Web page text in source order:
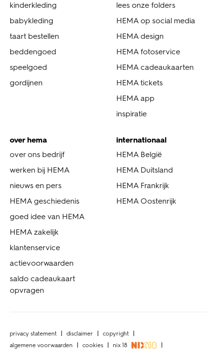
kinderkleding
babykleding
taart bestellen
beddengoed
speelgoed
gordijnen
lees onze folders
HEMA op social media
HEMA design
HEMA fotoservice
HEMA cadeaukaarten
HEMA tickets
HEMA app
inspiratie
over hema
over ons bedrijf
werken bij HEMA
nieuws en pers
HEMA geschiedenis
goed idee van HEMA
HEMA zakelijk
klantenservice
actievoorwaarden
saldo cadeaukaart
opvragen
internationaal
HEMA België
HEMA Duitsland
HEMA Frankrijk
HEMA Oostenrijk
privacy statement disclaimer
copyright
algemene voorwaarden
cookies
nix 18